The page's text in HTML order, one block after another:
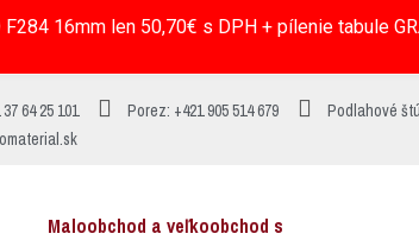
F284 16mm len 50,70€ s DPH + pílenie tabule
64 25 101 Porez: +421 905 514 679
Podlahové
Maloobchod a veľkoobchod s